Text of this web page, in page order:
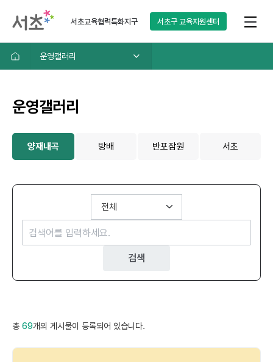
서초교육협력특화지구 서초구교육지원센터
운영갤러리
운영갤러리
양재내곡 방배 반포잠원 서초
검색
총 69개의 게시물이 등록되어 있습니다.